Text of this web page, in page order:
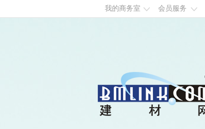
我的商务室 会员服务